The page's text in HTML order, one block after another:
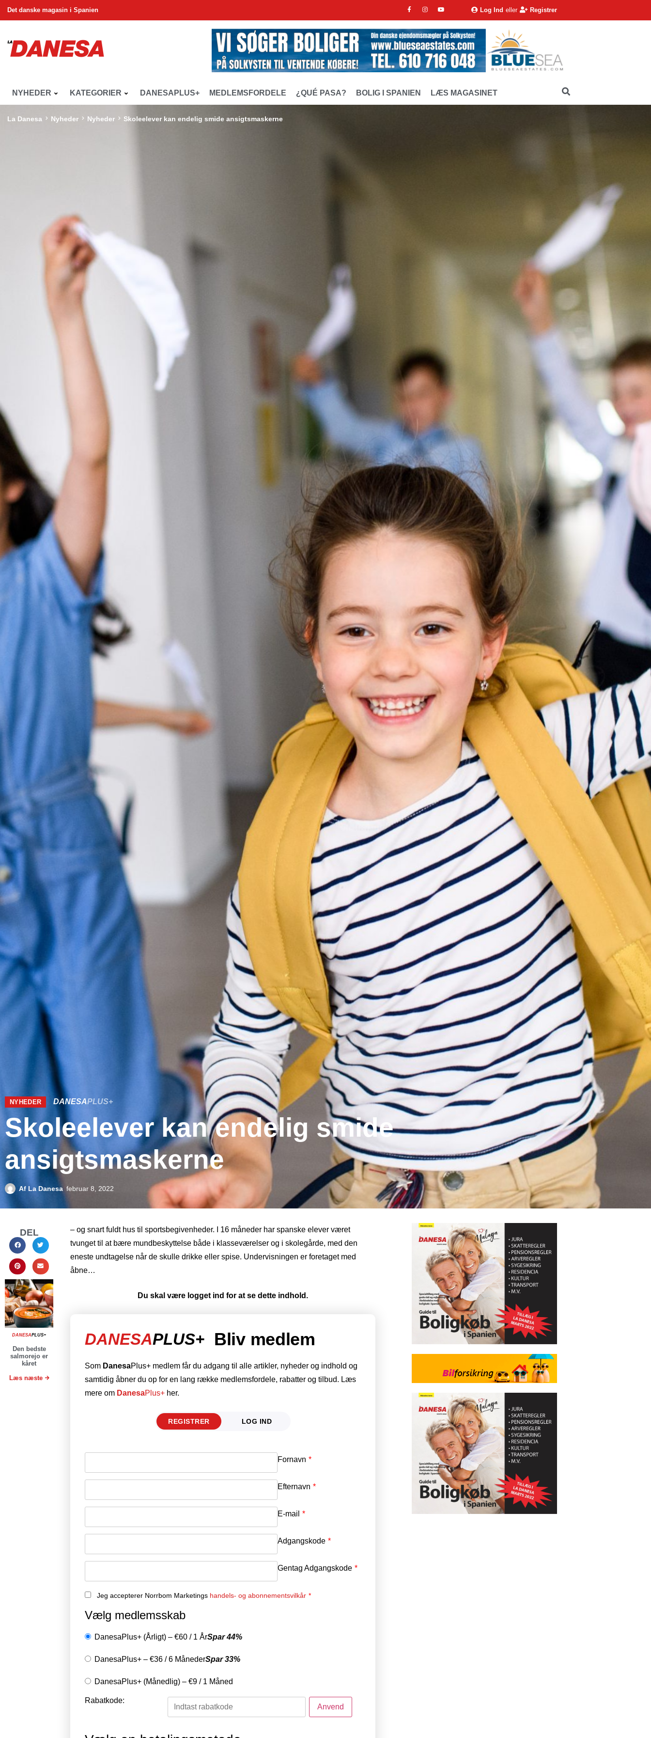
Det danske magasin i Spanien Log Ind eller Registrer
NYHEDER KATEGORIER DANESAPLUS+ MEDLEMSFORDELE ¿QUÉ PASA? BOLIG I SPANIEN LÆS MAGASINET
La Danesa Nyheder Nyheder Skoleelever kan endelig smide ansigtsmaskerne
NYHEDER DANESAPLUS+
Skoleelever kan endelig smide
ansigtsmaskerne
Af La Danesa februar 8, 2022
DEL
DANESAPLUS+
Den bedste
salmorejo er
kåret
Læs næste
– og snart fuldt hus til sportsbegivenheder. I 16 måneder har spanske elever været
tvunget til at bære mundbeskyttelse både i klasseværelser og i skolegårde, med den
eneste undtagelse når de skulle drikke eller spise. Undervisningen er foretaget med
åbne…
Du skal være logget ind for at se dette indhold.
DANESAPLUS+ Bliv medlem
Som DanesaPlus+ medlem får du adgang til alle artikler, nyheder og indhold og
samtidig åbner du op for en lang række medlemsfordele, rabatter og tilbud. Læs
mere om DanesaPlus+ her.
REGISTRER LOG IND
Fornavn *
Efternavn *
E-mail *
Adgangskode *
Gentag Adgangskode *
Jeg accepterer Norrbom Marketings handels- og abonnementsvilkår *
Vælg medlemsskab
DanesaPlus+ (Årligt) – €60 / 1 ÅrSpar 44%
DanesaPlus+ – €36 /6 MånederSpar 33%
DanesaPlus+ (Månedlig) – €9 / 1 Måned
Rabatkode:
E-mail
Adgangskode